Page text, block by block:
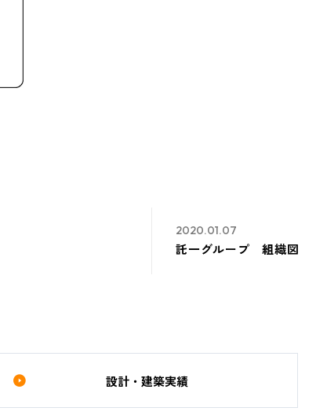
2020.01.07
託一グループ 組織図
設計・建築実績